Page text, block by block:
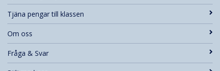
Tjäna pengar till klassen
Om oss
Fråga & Svar